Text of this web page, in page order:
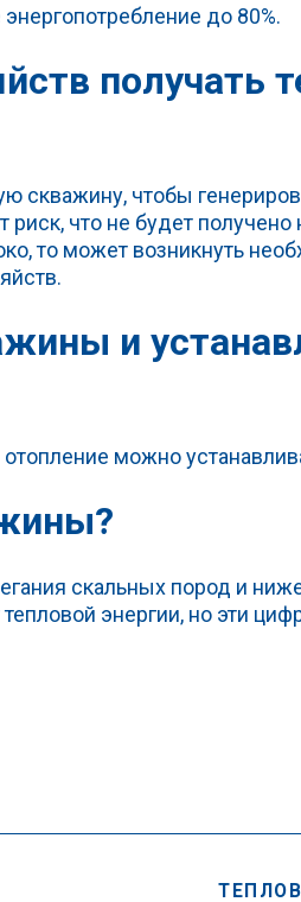
до 80%.
получать
скважину, чтобы
что не будет
то может возникнуть
и
можно
скальных пород и
энергии, но эти